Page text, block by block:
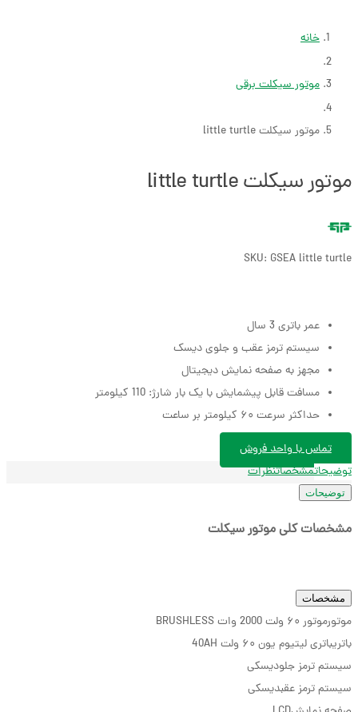
خانه
موتور سیکلت برقی
موتور سیکلت little turtle
موتور سیکلت little turtle
SKU: GSEA little turtle
عمر باتری 3 سال
سیستم ترمز عقب و جلوی دیسک
مجهز به صفحه نمایش دیجیتال
مسافت قابل پیشمایش با یک بار شارژ: 110 کیلومتر
حداکثر سرعت ۶۰ کیلومتر بر ساعت
تماس با واحد فروش
توضیحاتمشخصاتنظرات
توضیحات
مشخصات کلی موتور سیکلت
مشخصات
موتورموتور ۶۰ ولت 2000 وات BRUSHLESS
باتریباتری لیتیوم یون ۶۰ ولت 40AH
سیستم ترمز جلودیسکی
سیستم ترمز عقبدیسکی